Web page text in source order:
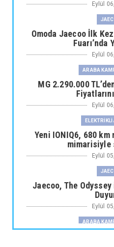
Eylül
Omoda Jaecoo İlk
Fuarı’nda
Eylül
ARABA
MG 2.290.000
Eylül
Yeni IONIQ6, 680
mimarisiyle
Eylül
Jaecoo, The
Eylül
ARABA